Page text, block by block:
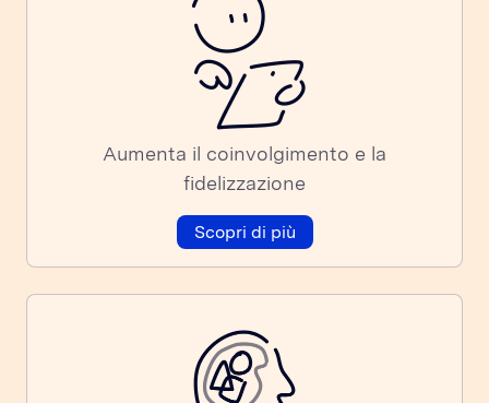
Aumenta il coinvolgimento e la
fidelizzazione
Scopri di più